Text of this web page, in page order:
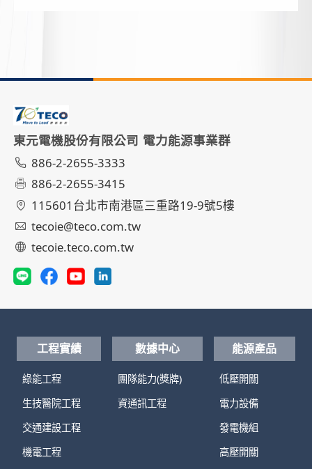
東元電機股份有限公司 電力能源事業群
886-2-2655-3333
886-2-2655-3415
115601台北市南港區三重路19-9號5樓
tecoie@teco.com.tw
tecoie.teco.com.tw
工程實績
綠能工程
生技醫院工程
交通建設工程
機電工程
數據中心
團隊能力(獎牌)
資通訊工程
能源產品
低壓開關
電力設備
發電機組
高壓開關